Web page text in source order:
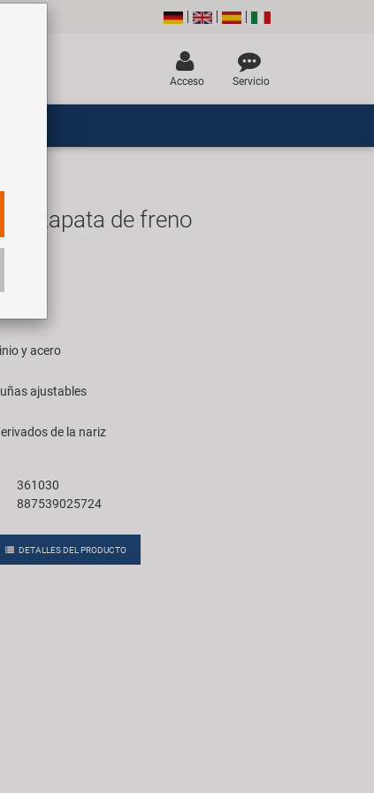
Acceso Servicio
T zapata de freno
y acero
ajustables
de la nariz
361030
887539025724
DETALLES DEL PRODUCTO